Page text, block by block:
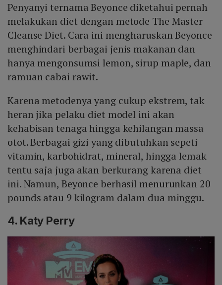
Penyanyi ternama Beyonce diketahui pernah
melakukan diet dengan metode The Master
Cleanse Diet. Cara ini mengharuskan Beyonce
menghindari berbagai jenis makanan dan
hanya mengonsumsi lemon, sirup maple, dan
ramuan cabai rawit.
Karena metodenya yang cukup ekstrem, tak
heran jika pelaku diet model ini akan
kehabisan tenaga hingga kehilangan massa
otot. Berbagai gizi yang dibutuhkan sepeti
vitamin, karbohidrat, mineral, hingga lemak
tentu saja juga akan berkurang karena diet
ini. Namun, Beyonce berhasil menurunkan 20
pounds atau 9 kilogram dalam dua minggu.
4. Katy Perry